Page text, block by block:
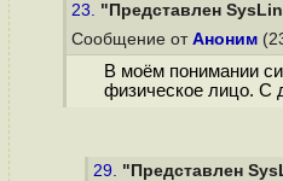
23. "Представлен
Сообщение от Аноним
В моём понимании
физическое лицо. С
29. "Представлен